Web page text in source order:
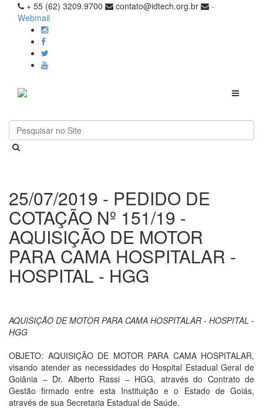
+ 55 (62) 3209.9700 contato@idtech.org.br
-
Webmail
Toggle
25/07/2019 - PEDIDO DE
COTAÇÃO Nº 151/19 -
AQUISIÇÃO DE MOTOR
PARA CAMA HOSPITALAR -
HOSPITAL - HGG
AQUISIÇÃO DE MOTOR PARA CAMA HOSPITALAR - HOSPITAL -
HGG
OBJETO: AQUISIÇÃO DE MOTOR PARA CAMA HOSPITALAR,
visando atender as necessidades do Hospital Estadual Geral de
Goiânia – Dr. Alberto Rassi – HGG, através do Contrato de
Gestão firmado entre esta Instituição e o Estado de Goiás,
através de sua Secretaria Estadual de Saúde.